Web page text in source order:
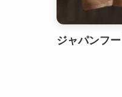
ジャパンフ